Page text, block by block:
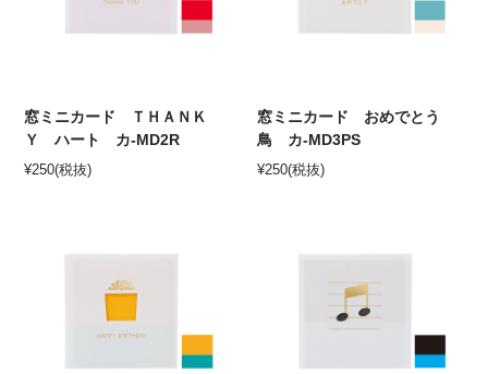
窓ミニカード ＴＨＡＮＫ
Ｙ ハート カ-MD2R
¥250(税抜)
窓ミニカード おめでとう
鳥 カ-MD3PS
¥250(税抜)